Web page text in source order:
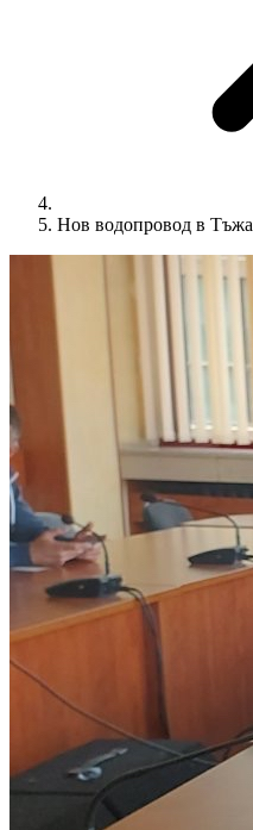
Нов водопровод в Тъжа